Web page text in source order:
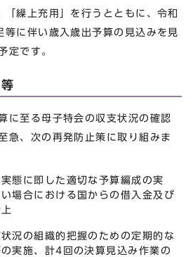
繰上充用」を行うとともに、令和
に伴い歳入歳出予算の見込みを見
定です。
に至る母子特会の収支状況の確認
急、次の再発防止策に取り組みま
態に即した適切な予算編成の実
場合における国からの借入金及び
況の組織的把握のための定期的な
実施、計4回の決算見込み作業の